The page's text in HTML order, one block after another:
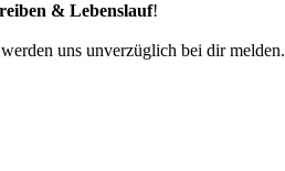
& Lebenslauf!
uns unverzüglich bei dir melden.